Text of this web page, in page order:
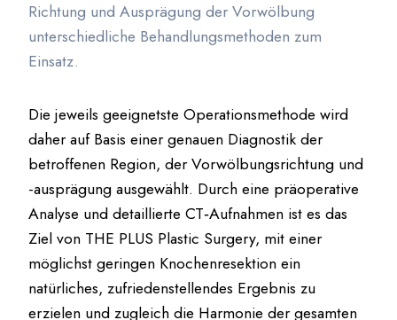
Richtung und Ausprägung der Vorwölbung
unterschiedliche Behandlungsmethoden zum
Einsatz.
Die jeweils geeignetste Operationsmethode wird
daher auf Basis einer genauen Diagnostik der
betroffenen Region, der Vorwölbungsrichtung und
-ausprägung ausgewählt. Durch eine präoperative
Analyse und detaillierte CT‑Aufnahmen ist es das
Ziel von THE PLUS Plastic Surgery, mit einer
möglichst geringen Knochenresektion ein
natürliches, zufriedenstellendes Ergebnis zu
erzielen und zugleich die Harmonie der gesamten